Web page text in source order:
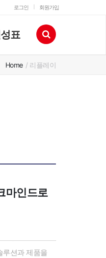
로그인 회원가입
표
Home / 리플레이
마인드로
루션과 제품을